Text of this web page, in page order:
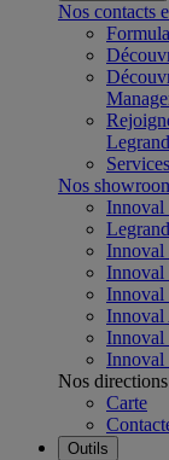
Nos contacts
Legrand
Nos
Innoval
Innoval
Innoval
Innoval
Innoval
Innoval
Nos
Carte
Outils